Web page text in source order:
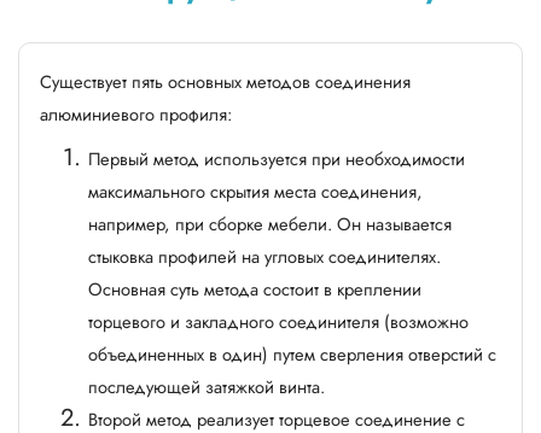
Существует пять основных методов соединения
алюминиевого профиля:
Первый метод используется при необходимости
максимального скрытия места соединения,
например, при сборке мебели. Он называется
стыковка профилей на угловых соединителях.
Основная суть метода состоит в креплении
торцевого и закладного соединителя (возможно
объединенных в один) путем сверления отверстий с
последующей затяжкой винта.
Второй метод реализует торцевое соединение с